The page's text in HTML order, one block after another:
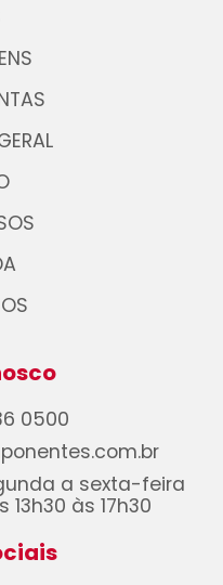
0500
a sexta-feira
às 17h30